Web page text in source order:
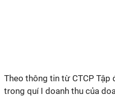
Theo thông tin từ CTCP Tập
trong quí I doanh thu của